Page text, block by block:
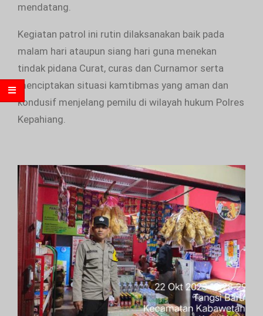
mendatang.
Kegiatan patrol ini rutin dilaksanakan baik pada
malam hari ataupun siang hari guna menekan
tindak pidana Curat, curas dan Curnamor serta
menciptakan situasi kamtibmas yang aman dan
kondusif menjelang pemilu di wilayah hukum Polres
Kepahiang.